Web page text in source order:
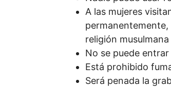
A las mujeres
permanentemente,
religión
No se puede
Está prohibido
Será penada la